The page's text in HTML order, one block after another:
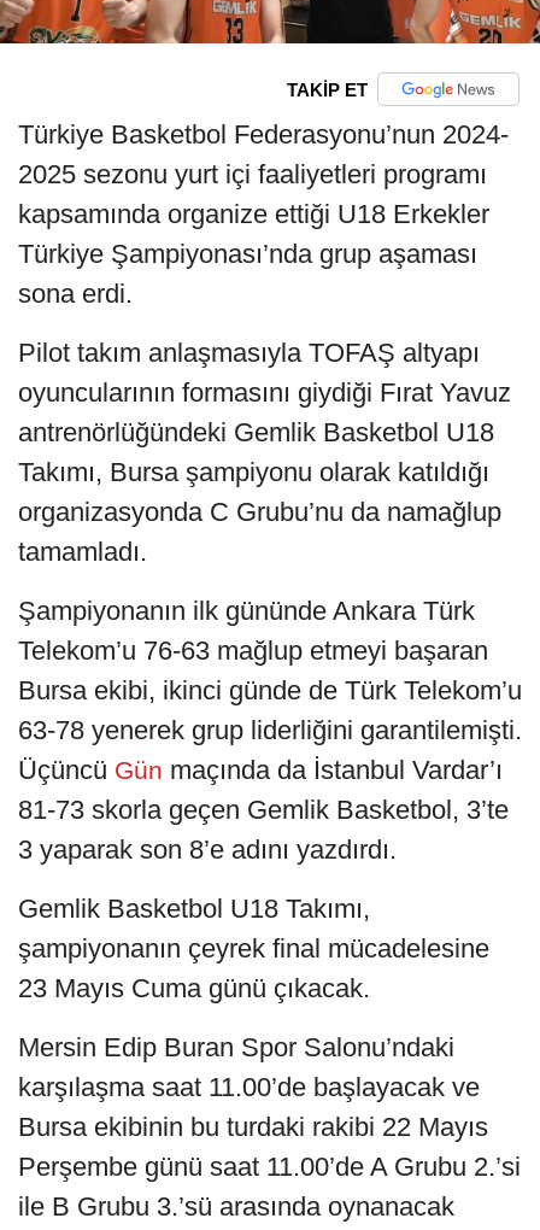
TAKİP ET
Türkiye Basketbol Federasyonu’nun 2024-
2025 sezonu yurt içi faaliyetleri programı
kapsamında organize ettiği U18 Erkekler
Türkiye Şampiyonası’nda grup aşaması
sona erdi.
Pilot takım anlaşmasıyla TOFAŞ altyapı
oyuncularının formasını giydiği Fırat Yavuz
antrenörlüğündeki Gemlik Basketbol U18
Takımı, Bursa şampiyonu olarak katıldığı
organizasyonda C Grubu’nu da namağlup
tamamladı.
Şampiyonanın ilk gününde Ankara Türk
Telekom’u 76-63 mağlup etmeyi başaran
Bursa ekibi, ikinci günde de Türk Telekom’u
63-78 yenerek grup liderliğini garantilemişti.
Üçüncü Gün maçında da İstanbul Vardar’ı
81-73 skorla geçen Gemlik Basketbol, 3’te
3 yaparak son 8’e adını yazdırdı.
Gemlik Basketbol U18 Takımı,
şampiyonanın çeyrek final mücadelesine
23 Mayıs Cuma günü çıkacak.
Mersin Edip Buran Spor Salonu’ndaki
karşılaşma saat 11.00’de başlayacak ve
Bursa ekibinin bu turdaki rakibi 22 Mayıs
Perşembe günü saat 11.00’de A Grubu 2.’si
ile B Grubu 3.’sü arasında oynanacak